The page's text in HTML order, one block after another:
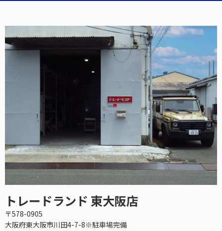
トレードランド 東大阪店
〒578-0905
大阪府東大阪市川田4-7-8※駐車場完備